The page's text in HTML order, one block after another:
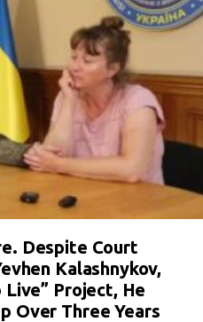
Despite Court
Kalashnykov,
Live” Project, He
Over Three Years